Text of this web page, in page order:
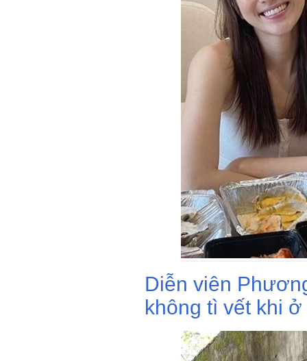
Diễn viên
không tì vết khi ở